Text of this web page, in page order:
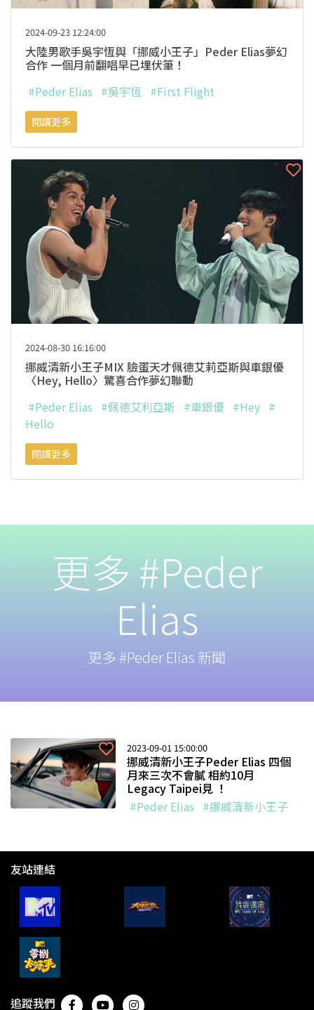
2024-09-23 12:24:00
大陸男歌手吳宇恆與「挪威小王子」Peder Elias夢幻
合作 一個月前翻唱早已埋伏筆！
#Peder Elias #吳宇恆 #First Flight
閱讀更多
2024-08-30 16:16:00
挪威清新小王子MIX 臉蛋天才佩德艾莉亞斯與車銀優
〈Hey, Hello〉驚喜合作夢幻聯動
#Peder Elias #佩德艾利亞斯 #車銀優 #Hey #
Hello
閱讀更多
更多 #Peder
Elias
更多 #Peder Elias 新聞
2023-09-01 15:00:00
挪威清新小王子Peder Elias 四個
月來三次不會膩 相約10月
Legacy Taipei見 ！
#Peder Elias #挪威清新小王子
友站連結
追蹤我們